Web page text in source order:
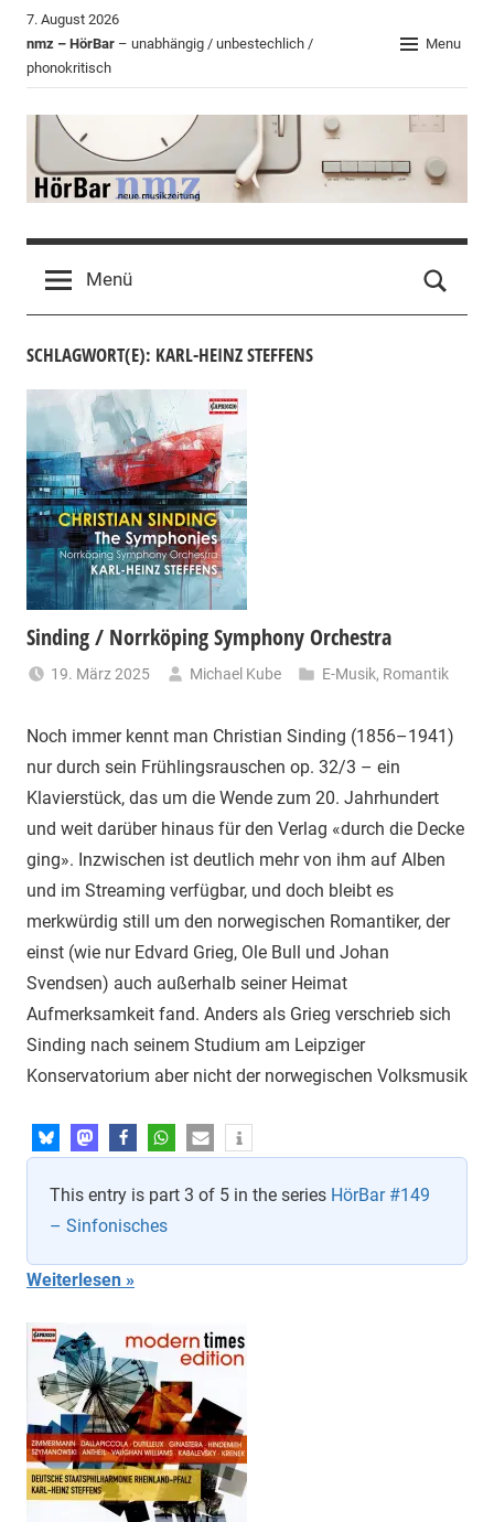
Zum
Inhalt
springen
7. August 2026
nmz – HörBar – unabhängig / unbestechlich /
phonokritisch
Menu
HörBar
der
nmz
Menü
SCHLAGWORT(E): KARL-HEINZ STEFFENS
Sinding / Norrköping Symphony Orchestra
19. März 2025 Michael Kube E-Musik, Romantik
Noch immer kennt man Christian Sinding (1856–1941)
nur durch sein Frühlingsrauschen op. 32/3 – ein
Klavierstück, das um die Wende zum 20. Jahrhundert
und weit darüber hinaus für den Verlag «durch die Decke
ging». Inzwischen ist deutlich mehr von ihm auf Alben
und im Streaming verfügbar, und doch bleibt es
merkwürdig still um den norwegischen Romantiker, der
einst (wie nur Edvard Grieg, Ole Bull und Johan
Svendsen) auch außerhalb seiner Heimat
Aufmerksamkeit fand. Anders als Grieg verschrieb sich
Sinding nach seinem Studium am Leipziger
Konservatorium aber nicht der norwegischen Volksmusik
This entry is part 3 of 5 in the series HörBar #149
– Sinfonisches
Weiterlesen